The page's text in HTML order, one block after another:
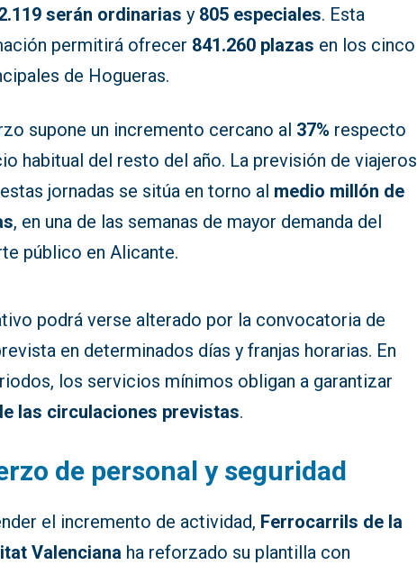
serán ordinarias y 805 especiales. Esta
permitirá ofrecer 841.260 plazas en los cinco
de Hogueras.
supone un incremento cercano al 37% respecto
habitual del resto del año. La previsión de viajeros
jornadas se sitúa en torno al medio millón de
, en una de las semanas de mayor demanda del
público en Alicante.
podrá verse alterado por la convocatoria de
en determinados días y franjas horarias. En
los servicios mínimos obligan a garantizar
las circulaciones previstas.
de personal y seguridad
el incremento de actividad, Ferrocarrils de la
Valenciana ha reforzado su plantilla con